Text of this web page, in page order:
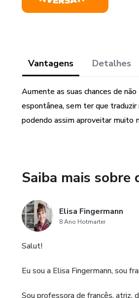
Vantagens Detalhes
Aumente as suas chances de
espontânea, sem ter que
podendo assim aproveitar muito
Saiba mais sobre
Elisa Fingermann
8 Ano Hotmarter
Salut!
Eu sou a Elisa Fingermann, sou
Sou professora de francês, atriz,